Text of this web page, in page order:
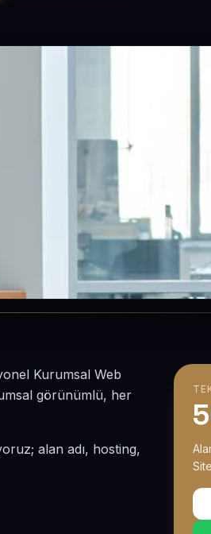
Kurumsal Web
görünümlü, her
alan adı, hosting,